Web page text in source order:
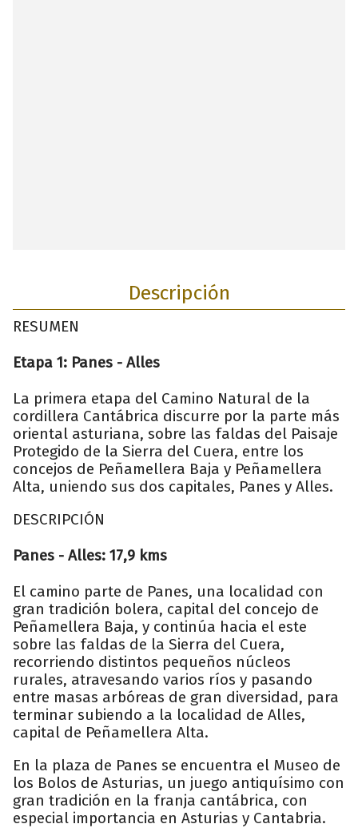
Descripción
RESUMEN
Etapa 1: Panes - Alles
La primera etapa del Camino Natural de la
cordillera Cantábrica discurre por la parte más
oriental asturiana, sobre las faldas del Paisaje
Protegido de la Sierra del Cuera, entre los
concejos de Peñamellera Baja y Peñamellera
Alta, uniendo sus dos capitales, Panes y Alles.
DESCRIPCIÓN
Panes - Alles: 17,9 kms
El camino parte de Panes, una localidad con
gran tradición bolera, capital del concejo de
Peñamellera Baja, y continúa hacia el este
sobre las faldas de la Sierra del Cuera,
recorriendo distintos pequeños núcleos
rurales, atravesando varios ríos y pasando
entre masas arbóreas de gran diversidad, para
terminar subiendo a la localidad de Alles,
capital de Peñamellera Alta.
En la plaza de Panes se encuentra el Museo de
los Bolos de Asturias, un juego antiquísimo con
gran tradición en la franja cantábrica, con
especial importancia en Asturias y Cantabria.